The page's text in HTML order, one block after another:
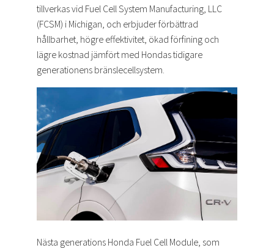
tillverkas vid Fuel Cell System Manufacturing, LLC
(FCSM) i Michigan, och erbjuder förbättrad
hållbarhet, högre effektivitet, ökad förfining och
lägre kostnad jämfört med Hondas tidigare
generationens bränslecellsystem.
Nästa generations Honda Fuel Cell Module, som